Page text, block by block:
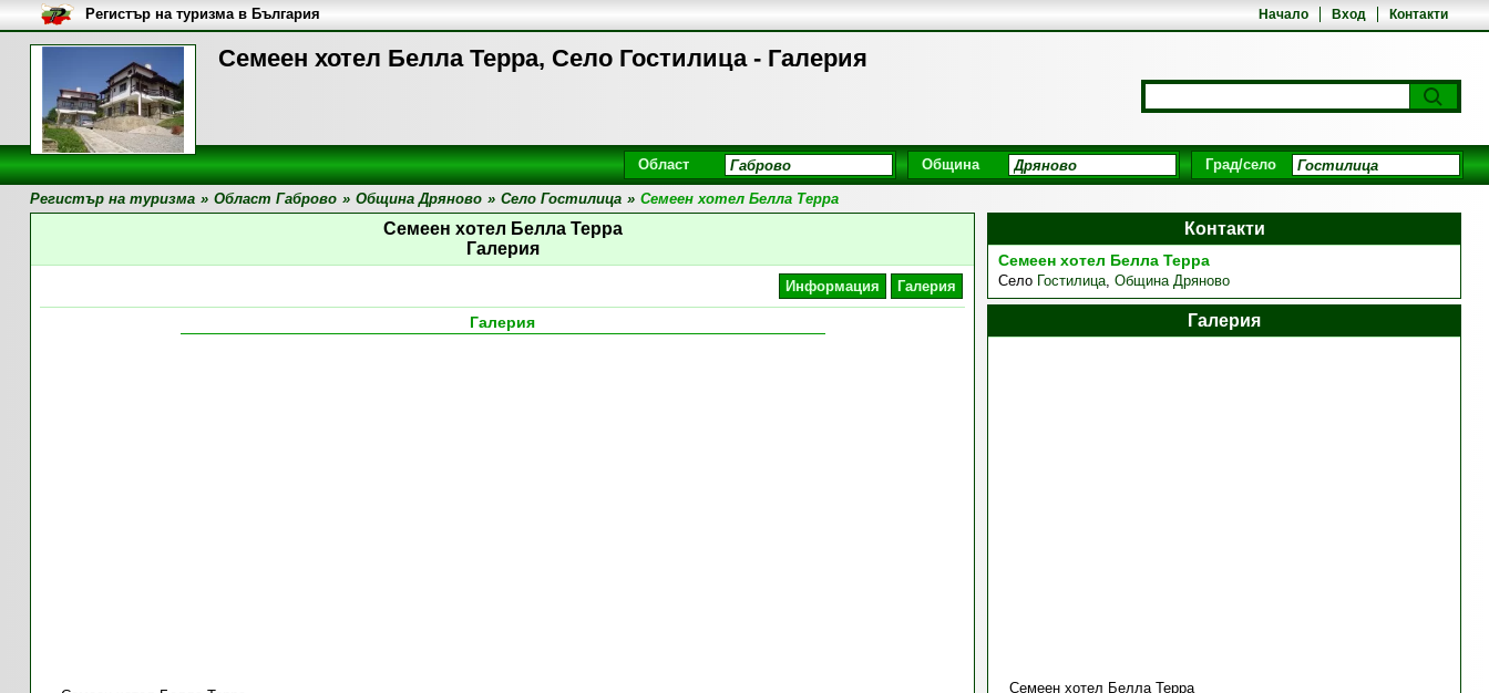
Семеен хотел Белла Терра, Село Гостилица - Галерия
Начало Вход Контакти
Регистър на туризма в България
Област Община Град/село
Регистър на туризма » Област Габрово » Община Дряново » Село Гостилица » Семеен хотел Белла Терра
Семеен хотел Белла Терра
Галерия
Информация Галерия
Галерия
Контакти
Семеен хотел Белла Терра
Село Гостилица, Община Дряново
Галерия
Семеен хотел Белла Терра